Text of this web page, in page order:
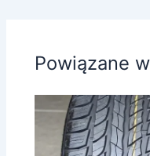
Powiązane